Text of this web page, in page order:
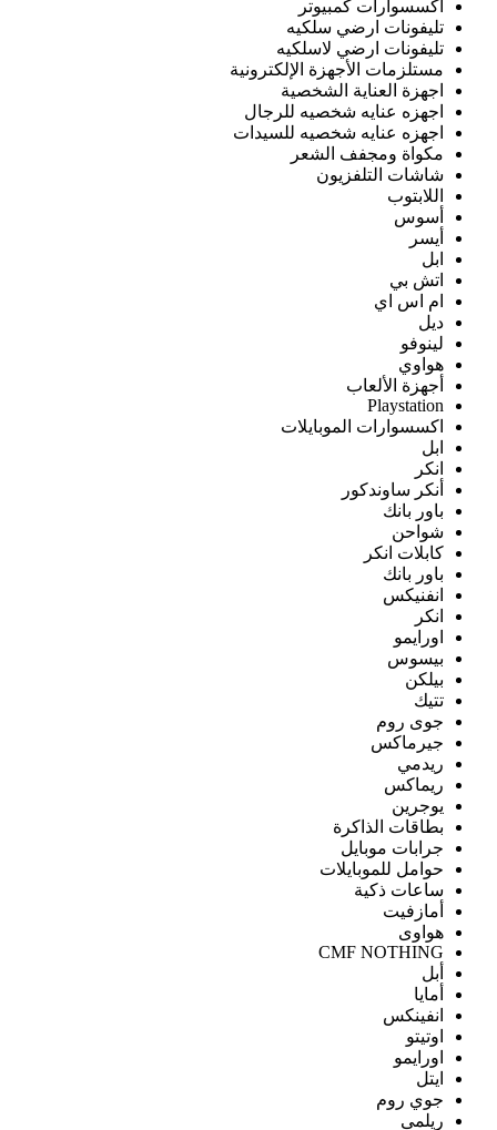
اكسسوارات كمبيوتر
تليفونات ارضي سلكيه
تليفونات ارضي لاسلكيه
مستلزمات الأجهزة الإلكترونية
اجهزة العناية الشخصية
اجهزه عنايه شخصيه للرجال
اجهزه عنايه شخصيه للسيدات
مكواة ومجفف الشعر
شاشات التلفزيون
اللابتوب
أسوس
أيسر
ابل
اتش بي
ام اس اي
ديل
لينوفو
هواوي
أجهزة الألعاب
Playstation
اكسسوارات الموبايلات
ابل
انكر
أنكر ساوندكور
باور بانك
شواحن
كابلات انكر
باور بانك
انفنيكس
انكر
اورايمو
بيسوس
بيلكن
تتيك
جوى روم
جيرماكس
ريدمي
ريماكس
يوجرين
بطاقات الذاكرة
جرابات موبايل
حوامل للموبايلات
ساعات ذكية
أمازفيت
هواوى
CMF NOTHING
أبل
أمايا
انفينكس
اوتيتو
اورايمو
ايتل
جوي روم
ريلمى